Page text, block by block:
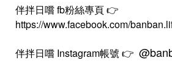
伴拌日嚐 fb粉絲專頁 👉
https://www.facebook.com/
伴拌日嚐 Instagram帳號 👉